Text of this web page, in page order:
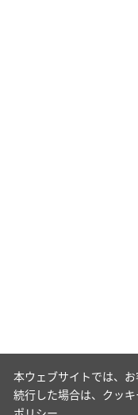
本ウェブサイトでは、
続行した場合は、クッ